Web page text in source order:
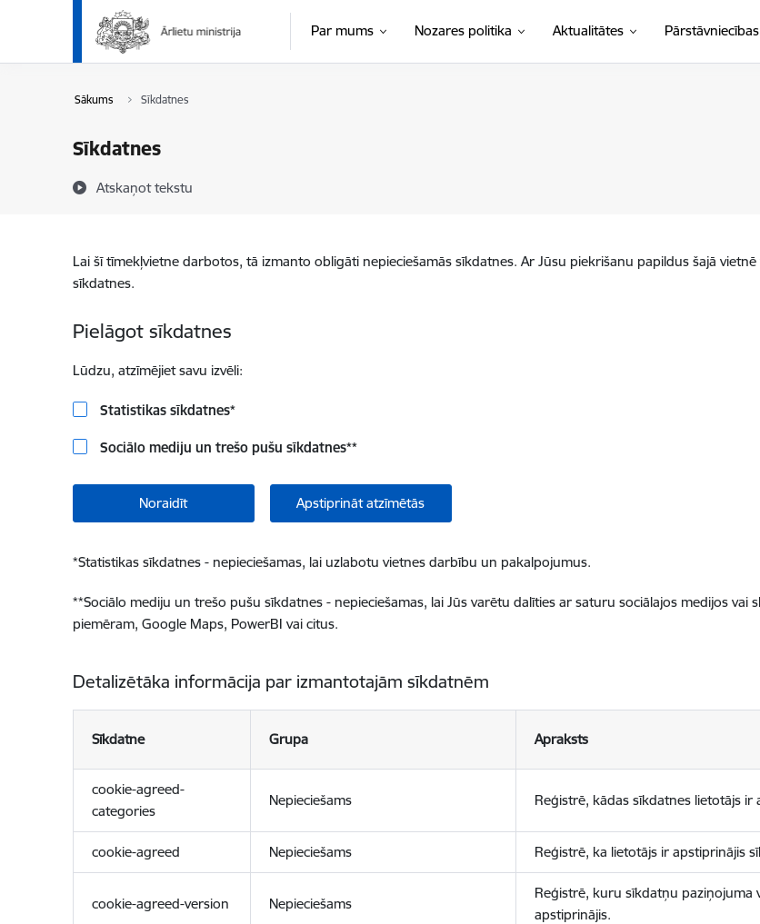
Pāriet uz lapas saturu
Par mums Nozares politika Aktualitātes Pārstāvniecības
Sākums Sīkdatnes
Sīkdatnes
Atskaņot tekstu
Lai šī tīmekļvietne darbotos, tā izmanto obligāti nepieciešamās sīkdatnes. Ar Jūsu piekrišanu papildus šajā
sīkdatnes.
Pielāgot sīkdatnes
Lūdzu, atzīmējiet savu izvēli:
Statistikas sīkdatnes*
Sociālo mediju un trešo pušu sīkdatnes**
Noraidīt Apstiprināt atzīmētās
*Statistikas sīkdatnes - nepieciešamas, lai uzlabotu vietnes darbību un pakalpojumus.
**Sociālo mediju un trešo pušu sīkdatnes - nepieciešamas, lai Jūs varētu dalīties ar saturu sociālajos medijos
piemēram, Google Maps, PowerBI vai citus.
Detalizētāka informācija par izmantotajām sīkdatnēm
Sīkdatne Grupa Apraksts
cookie-agreed-
categories
Nepieciešams Reģistrē, kādas sīkdatnes lietotājs ir
cookie-agreed Nepieciešams Reģistrē, ka lietotājs ir apstiprinājis
cookie-agreed-version Nepieciešams
Reģistrē, kuru sīkdatņu paziņojuma
apstiprinājis.